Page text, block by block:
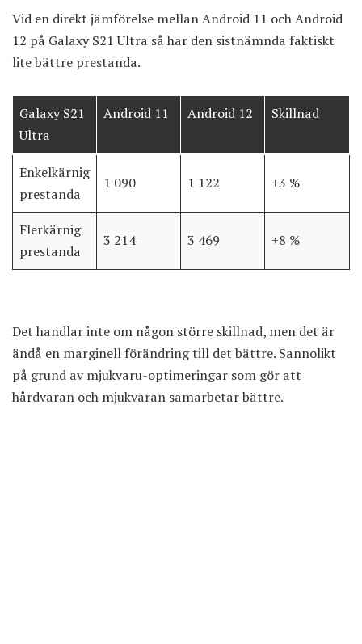
Vid en direkt jämförelse mellan Android 11 och Android
12 på Galaxy S21 Ultra så har den sistnämnda faktiskt
lite bättre prestanda.
Galaxy S21
Ultra
Android 11 Android 12 Skillnad
Enkelkärnig
prestanda
1 090 1 122 +3 %
Flerkärnig
prestanda
3 214 3 469 +8 %
Det handlar inte om någon större skillnad, men det är
ändå en marginell förändring till det bättre. Sannolikt
på grund av mjukvaru-optimeringar som gör att
hårdvaran och mjukvaran samarbetar bättre.